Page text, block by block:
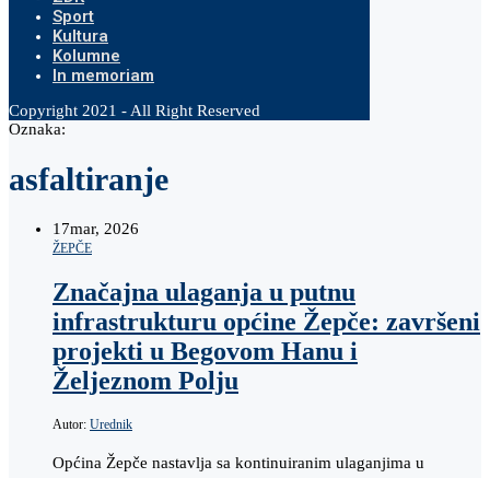
Sport
Kultura
Kolumne
In memoriam
Copyright 2021 - All Right Reserved
Oznaka:
asfaltiranje
17mar, 2026
ŽEPČE
Značajna ulaganja u putnu
infrastrukturu općine Žepče: završeni
projekti u Begovom Hanu i
Željeznom Polju
Autor: Urednik
Općina Žepče nastavlja sa kontinuiranim ulaganjima u